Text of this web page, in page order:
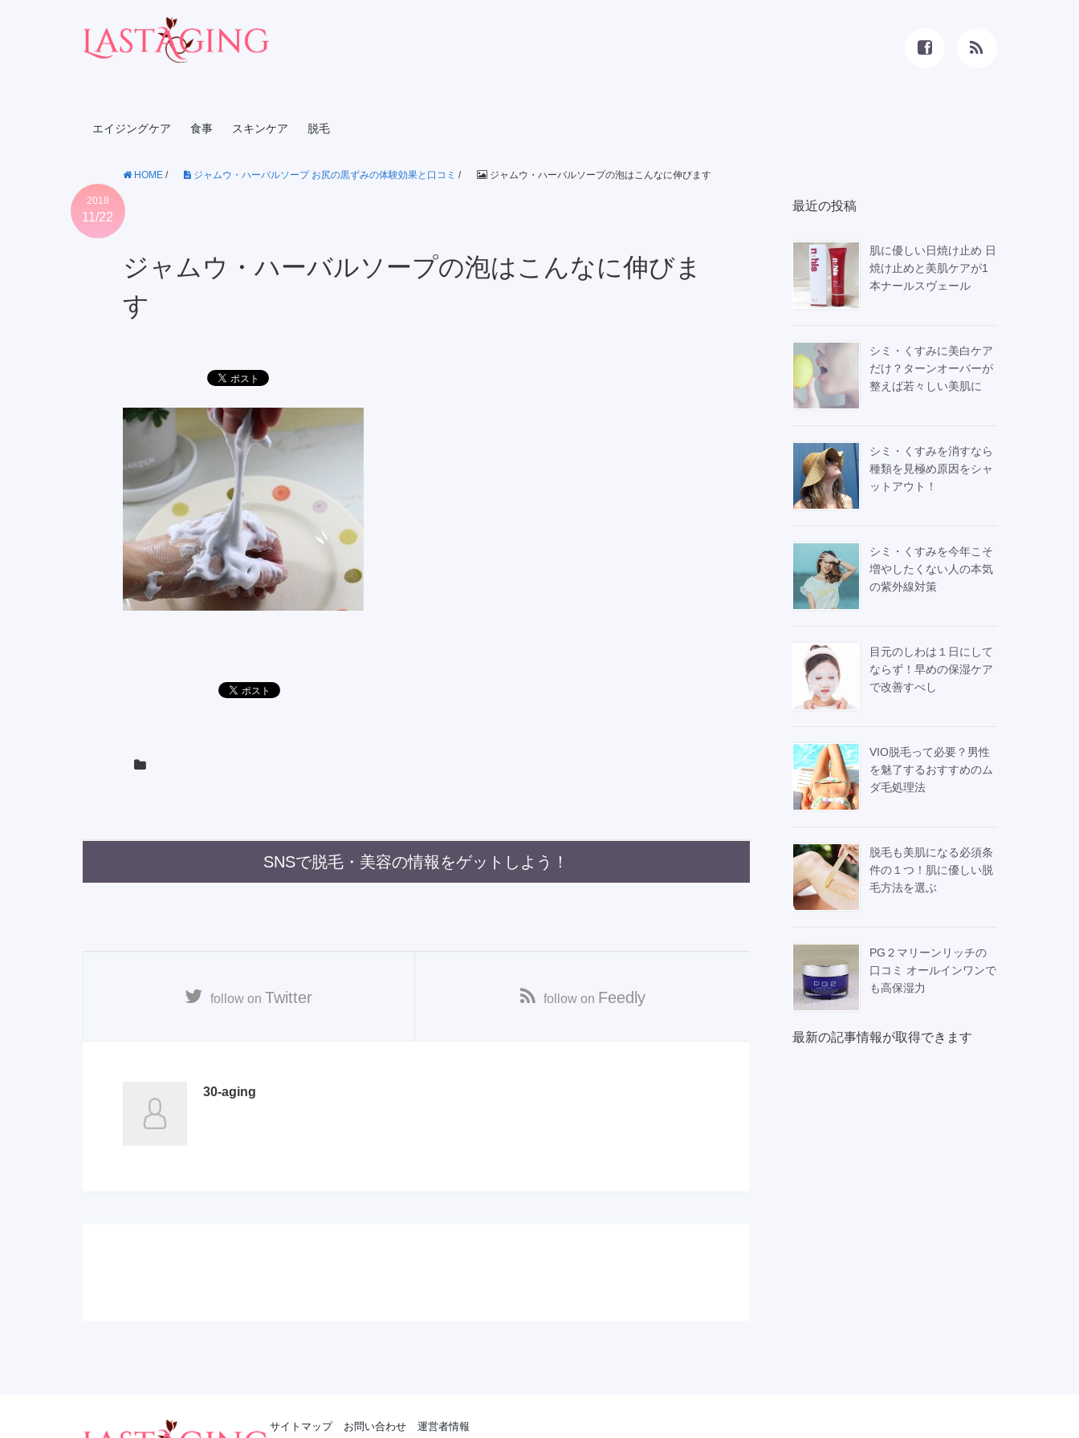
エイジングケア 食事 スキンケア 脱毛
HOME/ ジャムウ・ハーバルソープ お尻の黒ずみの体験効果と口コミ / ジャムウ・ハーバルソープの泡はこんなに伸びます
2018
11/22
ジャムウ・ハーバルソープの泡はこんなに伸びま
す
SNSで脱毛・美容の情報をゲットしよう！
follow on Twitter follow on Feedly
30-aging
最近の投稿
肌に優しい日焼け止め 日
焼け止めと美肌ケアが1
本ナールスヴェール
シミ・くすみに美白ケア
だけ？ターンオーバーが
整えば若々しい美肌に
シミ・くすみを消すなら
種類を見極め原因をシャ
ットアウト！
シミ・くすみを今年こそ
増やしたくない人の本気
の紫外線対策
目元のしわは１日にして
ならず！早めの保湿ケア
で改善すべし
VIO脱毛って必要？男性
を魅了するおすすめのム
ダ毛処理法
脱毛も美肌になる必須条
件の１つ！肌に優しい脱
毛方法を選ぶ
PG２マリーンリッチの
口コミ オールインワンで
も高保湿力
最新の記事情報が取得できます
サイトマップ お問い合わせ 運営者情報